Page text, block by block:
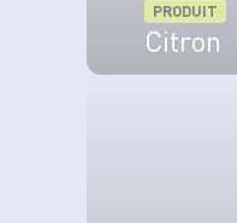
PRODUIT
Citron